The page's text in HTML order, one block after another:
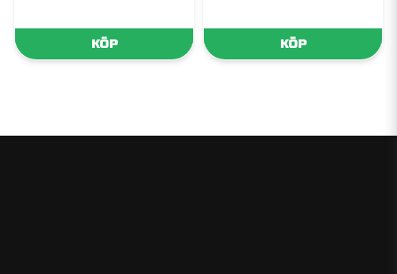
KÖP KÖP